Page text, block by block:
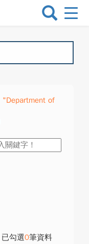
選
換
"Department of
已勾選0筆資料